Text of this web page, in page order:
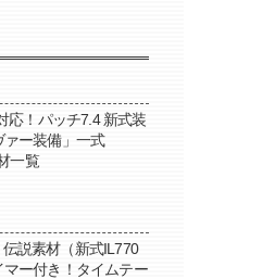
応！パッチ7.4 新式装
ー装備」一式
一覧
伝説素材（新式IL770
ー付き！タイムテー